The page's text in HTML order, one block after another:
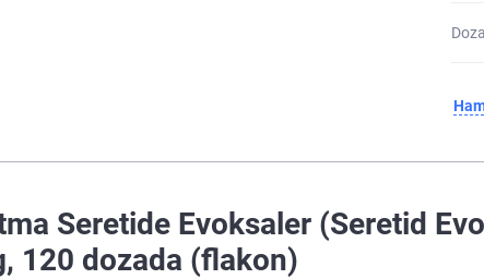
Seretide Evoksaler (Seretid
120 dozada (flakon)